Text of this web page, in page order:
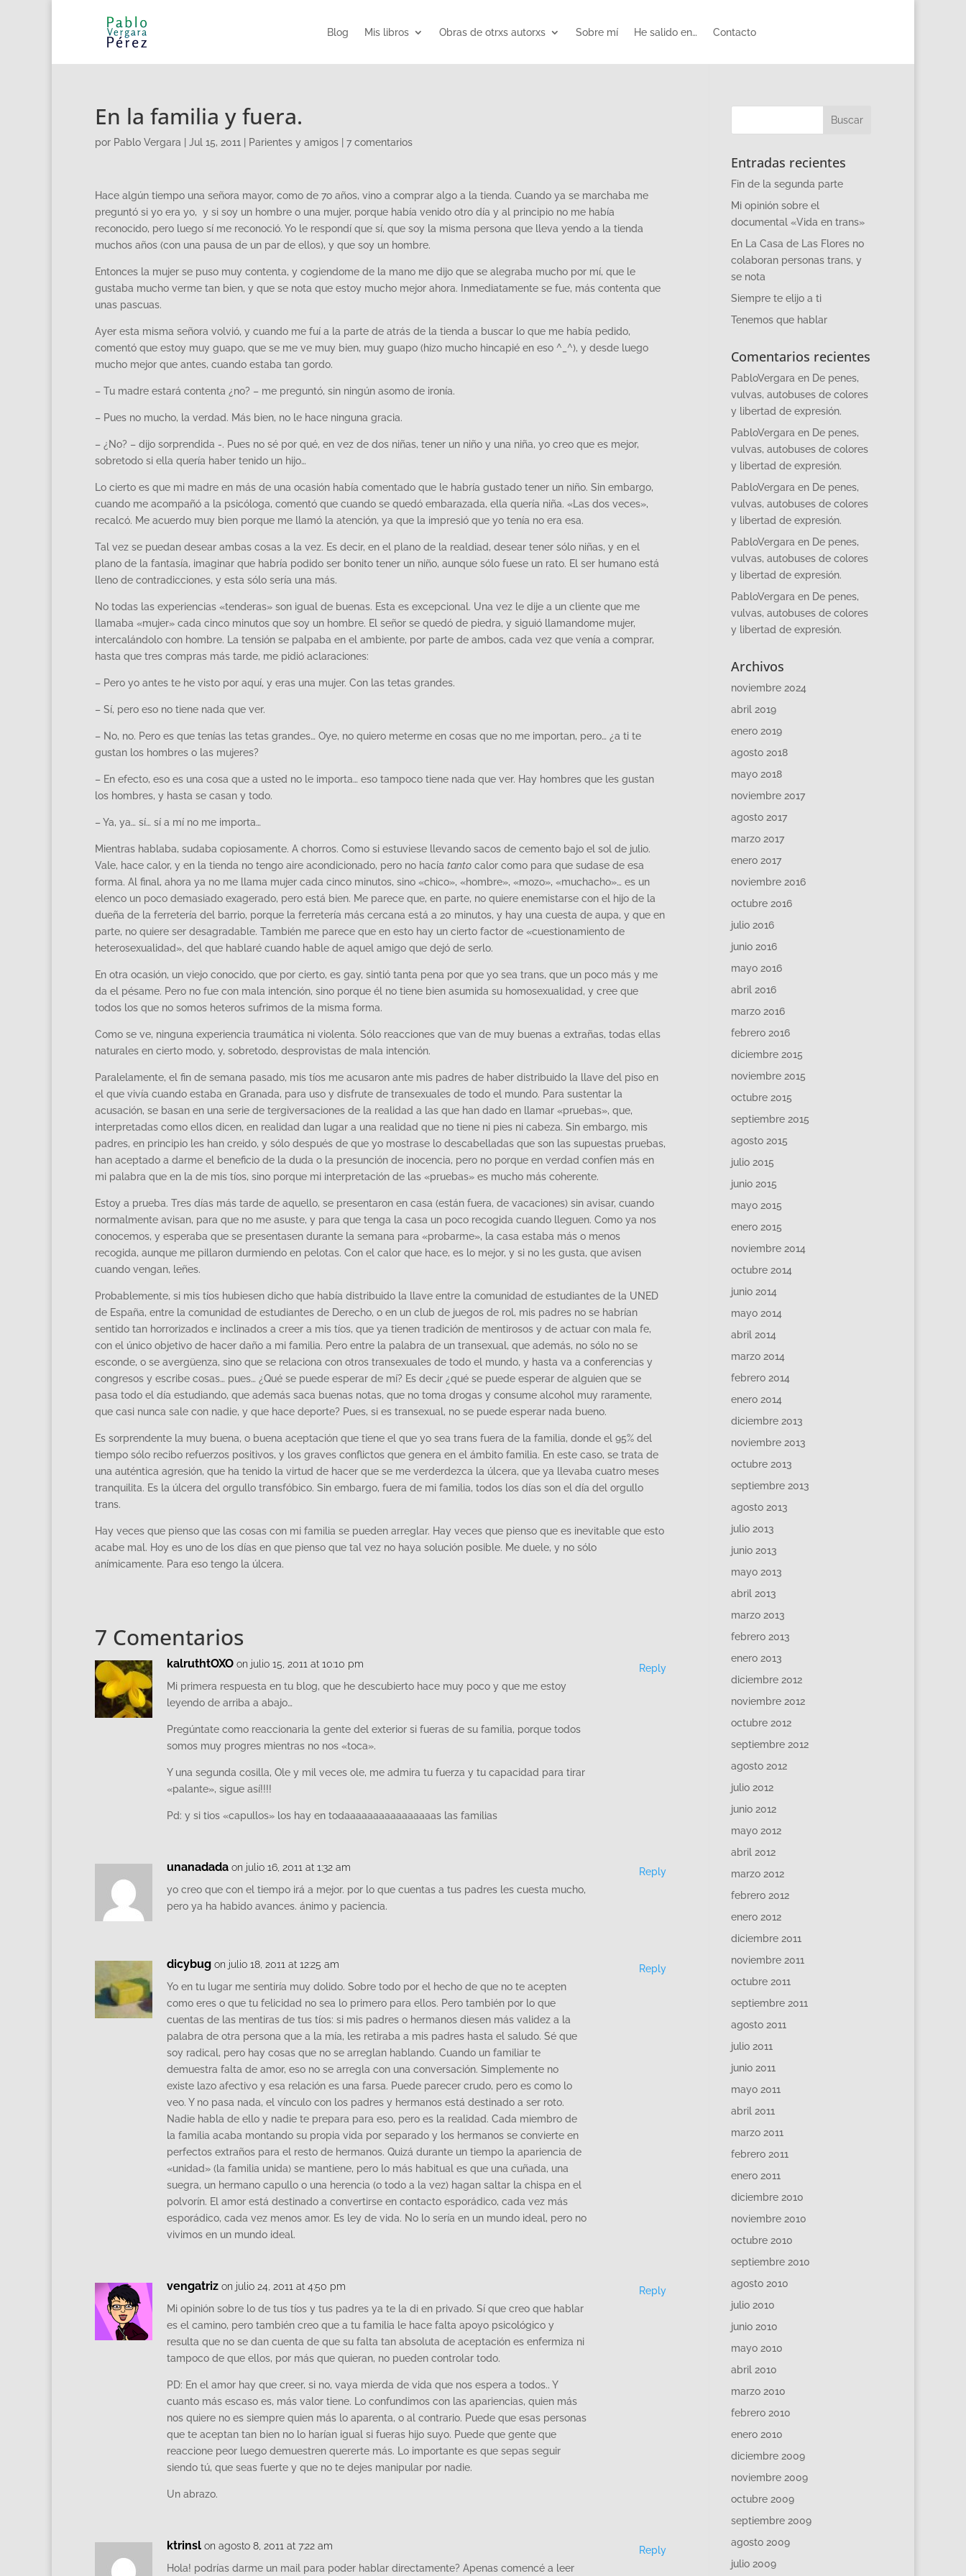
Blog Mis libros Obras de otrxs autorxs Sobre mí He salido en… Contacto
En la familia y fuera.
por Pablo Vergara Jul 15, 2011 Parientes y amigos 7 comentarios
Hace algún tiempo una señora mayor, como de 7o años, vino a comprar algo a la tienda. Cuando ya se marchaba me
preguntó si yo era yo, y si soy un hombre o una mujer, porque había venido otro día y al principio no me había
reconocido, pero luego sí me reconoció. Yo le respondí que sí, que soy la misma persona que lleva yendo a la tienda
muchos años (con una pausa de un par de ellos), y que soy un hombre.
Entonces la mujer se puso muy contenta, y cogiendome de la mano me dijo que se alegraba mucho por mí, que le
gustaba mucho verme tan bien, y que se nota que estoy mucho mejor ahora. Inmediatamente se fue, más contenta que
unas pascuas.
Ayer esta misma señora volvió, y cuando me fuí a la parte de atrás de la tienda a buscar lo que me había pedido,
comentó que estoy muy guapo, que se me ve muy bien, muy guapo (hizo mucho hincapié en eso ^_^), y desde luego
mucho mejor que antes, cuando estaba tan gordo.
– Tu madre estará contenta ¿no? – me preguntó, sin ningún asomo de ironía.
– Pues no mucho, la verdad. Más bien, no le hace ninguna gracia.
– ¿No? – dijo sorprendida -. Pues no sé por qué, en vez de dos niñas, tener un niño y una niña, yo creo que es mejor,
sobretodo si ella quería haber tenido un hijo…
Lo cierto es que mi madre en más de una ocasión había comentado que le habría gustado tener un niño. Sin embargo,
cuando me acompañó a la psicóloga, comentó que cuando se quedó embarazada, ella quería niña. «Las dos veces»,
recalcó. Me acuerdo muy bien porque me llamó la atención, ya que la impresió que yo tenía no era esa.
Tal vez se puedan desear ambas cosas a la vez. Es decir, en el plano de la realdiad, desear tener sólo niñas, y en el
plano de la fantasía, imaginar que habría podido ser bonito tener un niño, aunque sólo fuese un rato. El ser humano está
lleno de contradicciones, y esta sólo sería una más.
No todas las experiencias «tenderas» son igual de buenas. Esta es excepcional. Una vez le dije a un cliente que me
llamaba «mujer» cada cinco minutos que soy un hombre. El señor se quedó de piedra, y siguió llamandome mujer,
intercalándolo con hombre. La tensión se palpaba en el ambiente, por parte de ambos, cada vez que venía a comprar,
hasta que tres compras más tarde, me pidió aclaraciones:
– Pero yo antes te he visto por aquí, y eras una mujer. Con las tetas grandes.
– Sí, pero eso no tiene nada que ver.
– No, no. Pero es que tenías las tetas grandes… Oye, no quiero meterme en cosas que no me importan, pero… ¿a ti te
gustan los hombres o las mujeres?
– En efecto, eso es una cosa que a usted no le importa… eso tampoco tiene nada que ver. Hay hombres que les gustan
los hombres, y hasta se casan y todo.
– Ya, ya… sí… sí a mí no me importa…
Mientras hablaba, sudaba copiosamente. A chorros. Como si estuviese llevando sacos de cemento bajo el sol de julio.
Vale, hace calor, y en la tienda no tengo aire acondicionado, pero no hacía tanto calor como para que sudase de esa
forma. Al final, ahora ya no me llama mujer cada cinco minutos, sino «chico», «hombre», «mozo», «muchacho»… es un
elenco un poco demasiado exagerado, pero está bien. Me parece que, en parte, no quiere enemistarse con el hijo de la
dueña de la ferretería del barrio, porque la ferretería más cercana está a 20 minutos, y hay una cuesta de aupa, y que en
parte, no quiere ser desagradable. También me parece que en esto hay un cierto factor de «cuestionamiento de
heterosexualidad», del que hablaré cuando hable de aquel amigo que dejó de serlo.
En otra ocasión, un viejo conocido, que por cierto, es gay, sintió tanta pena por que yo sea trans, que un poco más y me
da el pésame. Pero no fue con mala intención, sino porque él no tiene bien asumida su homosexualidad, y cree que
todos los que no somos heteros sufrimos de la misma forma.
Como se ve, ninguna experiencia traumática ni violenta. Sólo reacciones que van de muy buenas a extrañas, todas ellas
naturales en cierto modo, y, sobretodo, desprovistas de mala intención.
Paralelamente, el fin de semana pasado, mis tíos me acusaron ante mis padres de haber distribuido la llave del piso en
el que vivía cuando estaba en Granada, para uso y disfrute de transexuales de todo el mundo. Para sustentar la
acusación, se basan en una serie de tergiversaciones de la realidad a las que han dado en llamar «pruebas», que,
interpretadas como ellos dicen, en realidad dan lugar a una realidad que no tiene ni pies ni cabeza. Sin embargo, mis
padres, en principio les han creido, y sólo después de que yo mostrase lo descabelladas que son las supuestas pruebas,
han aceptado a darme el beneficio de la duda o la presunción de inocencia, pero no porque en verdad confíen más en
mi palabra que en la de mis tíos, sino porque mi interpretación de las «pruebas» es mucho más coherente.
Estoy a prueba. Tres días más tarde de aquello, se presentaron en casa (están fuera, de vacaciones) sin avisar, cuando
normalmente avisan, para que no me asuste, y para que tenga la casa un poco recogida cuando lleguen. Como ya nos
conocemos, y esperaba que se presentasen durante la semana para «probarme», la casa estaba más o menos
recogida, aunque me pillaron durmiendo en pelotas. Con el calor que hace, es lo mejor, y si no les gusta, que avisen
cuando vengan, leñes.
Probablemente, si mis tíos hubiesen dicho que había distribuido la llave entre la comunidad de estudiantes de la UNED
de España, entre la comunidad de estudiantes de Derecho, o en un club de juegos de rol, mis padres no se habrían
sentido tan horrorizados e inclinados a creer a mis tíos, que ya tienen tradición de mentirosos y de actuar con mala fe,
con el único objetivo de hacer daño a mi familia. Pero entre la palabra de un transexual, que además, no sólo no se
esconde, o se avergüenza, sino que se relaciona con otros transexuales de todo el mundo, y hasta va a conferencias y
congresos y escribe cosas… pues… ¿Qué se puede esperar de mí? Es decir ¿qué se puede esperar de alguien que se
pasa todo el día estudiando, que además saca buenas notas, que no toma drogas y consume alcohol muy raramente,
que casi nunca sale con nadie, y que hace deporte? Pues, si es transexual, no se puede esperar nada bueno.
Es sorprendente la muy buena, o buena aceptación que tiene el que yo sea trans fuera de la familia, donde el 95% del
tiempo sólo recibo refuerzos positivos, y los graves conflictos que genera en el ámbito familia. En este caso, se trata de
una auténtica agresión, que ha tenido la virtud de hacer que se me verderdezca la úlcera, que ya llevaba cuatro meses
tranquilita. Es la úlcera del orgullo transfóbico. Sin embargo, fuera de mi familia, todos los días son el día del orgullo
trans.
Hay veces que pienso que las cosas con mi familia se pueden arreglar. Hay veces que pienso que es inevitable que esto
acabe mal. Hoy es uno de los días en que pienso que tal vez no haya solución posible. Me duele, y no sólo
anímicamente. Para eso tengo la úlcera.
7 Comentarios
kalruthtOXO on julio 15, 2011 at 10:10 pm
Mi primera respuesta en tu blog, que he descubierto hace muy poco y que me estoy
leyendo de arriba a abajo…
Pregúntate como reaccionaria la gente del exterior si fueras de su familia, porque todos
somos muy progres mientras no nos «toca».
Y una segunda cosilla, Ole y mil veces ole, me admira tu fuerza y tu capacidad para tirar
«palante», sigue así!!!!
Pd: y si tios «capullos» los hay en todaaaaaaaaaaaaaaaas las familias
Reply
unanadada on julio 16, 2011 at 1:32 am
yo creo que con el tiempo irá a mejor. por lo que cuentas a tus padres les cuesta mucho,
pero ya ha habido avances. ánimo y paciencia.
Reply
dicybug on julio 18, 2011 at 12:25 am
Yo en tu lugar me sentiría muy dolido. Sobre todo por el hecho de que no te acepten
como eres o que tu felicidad no sea lo primero para ellos. Pero también por lo que
cuentas de las mentiras de tus tíos: si mis padres o hermanos diesen más validez a la
palabra de otra persona que a la mía, les retiraba a mis padres hasta el saludo. Sé que
soy radical, pero hay cosas que no se arreglan hablando. Cuando un familiar te
demuestra falta de amor, eso no se arregla con una conversación. Simplemente no
existe lazo afectivo y esa relación es una farsa. Puede parecer crudo, pero es como lo
veo. Y no pasa nada, el vínculo con los padres y hermanos está destinado a ser roto.
Nadie habla de ello y nadie te prepara para eso, pero es la realidad. Cada miembro de
la familia acaba montando su propia vida por separado y los hermanos se convierte en
perfectos extraños para el resto de hermanos. Quizá durante un tiempo la apariencia de
«unidad» (la familia unida) se mantiene, pero lo más habitual es que una cuñada, una
suegra, un hermano capullo o una herencia (o todo a la vez) hagan saltar la chispa en el
polvorín. El amor está destinado a convertirse en contacto esporádico, cada vez más
esporádico, cada vez menos amor. Es ley de vida. No lo sería en un mundo ideal, pero no
vivimos en un mundo ideal.
Reply
vengatriz on julio 24, 2011 at 4:50 pm
Mi opinión sobre lo de tus tíos y tus padres ya te la di en privado. Sí que creo que hablar
es el camino, pero también creo que a tu familia le hace falta apoyo psicológico y
resulta que no se dan cuenta de que su falta tan absoluta de aceptación es enfermiza ni
tampoco de que ellos, por más que quieran, no pueden controlar todo.
PD: En el amor hay que creer, si no, vaya mierda de vida que nos espera a todos.. Y
cuanto más escaso es, más valor tiene. Lo confundimos con las apariencias, quien más
nos quiere no es siempre quien más lo aparenta, o al contrario. Puede que esas personas
que te aceptan tan bien no lo harían igual si fueras hijo suyo. Puede que gente que
reaccione peor luego demuestren quererte más. Lo importante es que sepas seguir
siendo tú, que seas fuerte y que no te dejes manipular por nadie.
Un abrazo.
Reply
ktrinsl on agosto 8, 2011 at 7:22 am
Hola! podrías darme un mail para poder hablar directamente? Apenas comencé a leer
Reply
Entradas recientes
Fin de la segunda parte
Mi opinión sobre el
documental «Vida en trans»
En La Casa de Las Flores no
colaboran personas trans, y
se nota
Siempre te elijo a ti
Tenemos que hablar
Comentarios recientes
PabloVergara en De penes,
vulvas, autobuses de colores
y libertad de expresión.
PabloVergara en De penes,
vulvas, autobuses de colores
y libertad de expresión.
PabloVergara en De penes,
vulvas, autobuses de colores
y libertad de expresión.
PabloVergara en De penes,
vulvas, autobuses de colores
y libertad de expresión.
PabloVergara en De penes,
vulvas, autobuses de colores
y libertad de expresión.
Archivos
noviembre 2024
abril 2019
enero 2019
agosto 2018
mayo 2018
noviembre 2017
agosto 2017
marzo 2017
enero 2017
noviembre 2016
octubre 2016
julio 2016
junio 2016
mayo 2016
abril 2016
marzo 2016
febrero 2016
diciembre 2015
noviembre 2015
octubre 2015
septiembre 2015
agosto 2015
julio 2015
junio 2015
mayo 2015
enero 2015
noviembre 2014
octubre 2014
junio 2014
mayo 2014
abril 2014
marzo 2014
febrero 2014
enero 2014
diciembre 2013
noviembre 2013
octubre 2013
septiembre 2013
agosto 2013
julio 2013
junio 2013
mayo 2013
abril 2013
marzo 2013
febrero 2013
enero 2013
diciembre 2012
noviembre 2012
octubre 2012
septiembre 2012
agosto 2012
julio 2012
junio 2012
mayo 2012
abril 2012
marzo 2012
febrero 2012
enero 2012
diciembre 2011
noviembre 2011
octubre 2011
septiembre 2011
agosto 2011
julio 2011
junio 2011
mayo 2011
abril 2011
marzo 2011
febrero 2011
enero 2011
diciembre 2010
noviembre 2010
octubre 2010
septiembre 2010
agosto 2010
julio 2010
junio 2010
mayo 2010
abril 2010
marzo 2010
febrero 2010
enero 2010
diciembre 2009
noviembre 2009
octubre 2009
septiembre 2009
agosto 2009
julio 2009